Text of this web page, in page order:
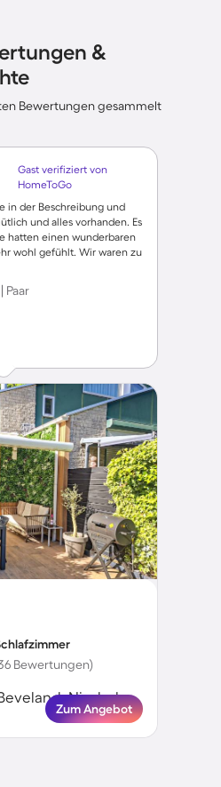
&
Bewertungen gesammelt
Gast verifiziert von
HomeToGo
in der Beschreibung und
und alles vorhanden. Es
hatten einen wunderbaren
wohl gefühlt. Wir waren zu
Paar
Bewertungen)
Kortgene, Noord-Beveland, Niederlande
Zum Angebot